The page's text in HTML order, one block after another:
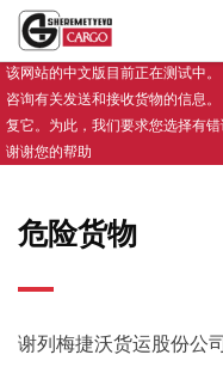
该网站的中文版目前正在测试中
咨询有关发送和接收货物的信息
复它。为此，我们要求您选择有错
谢谢您的帮助
危险货物
谢列梅捷沃货运股份公